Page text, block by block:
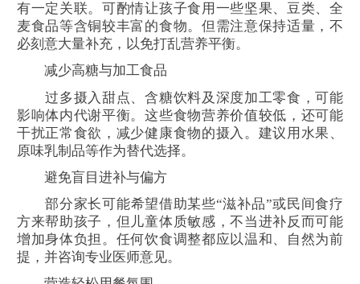
有一定关联。可酌情让孩子食用一些坚果、豆类、全
麦食品等含铜较丰富的食物。但需注意保持适量，不
必刻意大量补充，以免打乱营养平衡。
减少高糖与加工食品
过多摄入甜点、含糖饮料及深度加工零食，可能
影响体内代谢平衡。这些食物营养价值较低，还可能
干扰正常食欲，减少健康食物的摄入。建议用水果、
原味乳制品等作为替代选择。
避免盲目进补与偏方
部分家长可能希望借助某些“滋补品”或民间食疗
方来帮助孩子，但儿童体质敏感，不当进补反而可能
增加身体负担。任何饮食调整都应以温和、自然为前
提，并咨询专业医师意见。